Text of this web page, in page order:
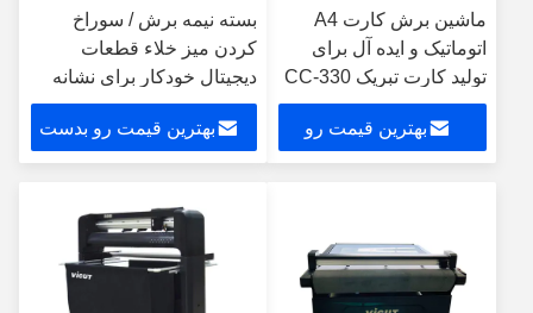
ماشین برش کارت A4
اتوماتیک و ایده آل برای
تولید کارت تبریک CC-330
بهترین قیمت رو
بسته نیمه برش / سوراخ
کردن میز خلاء قطعات
دیجیتال خودکار برای نشانه
های ترافیکی
بهترین قیمت رو بدست